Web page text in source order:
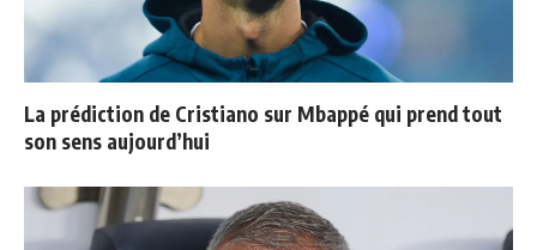
La prédiction de Cristiano sur Mbappé qui prend tout
son sens aujourd’hui